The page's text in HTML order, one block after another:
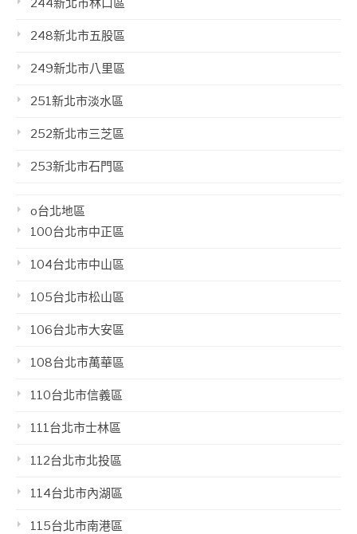
248新北市五股區
249新北市八里區
251新北市淡水區
252新北市三芝區
253新北市石門區
o台北地區
100台北市中正區
104台北市中山區
105台北市松山區
106台北市大安區
108台北市萬華區
110台北市信義區
111台北市士林區
112台北市北投區
114台北市內湖區
115台北市南港區